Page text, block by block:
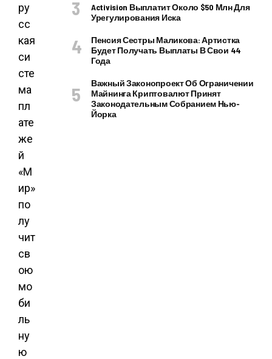
ру
сс
кая
си
сте
ма
пл
ате
же
й
«М
ир»
по
лу
чит
св
ою
мо
би
ль
ну
ю
Activision Выплатит Около $50 Млн Для
Урегулирования Иска
Пенсия Сестры Маликова: Артистка
Будет Получать Выплаты В Свои 44
Года
Важный Законопроект Об Ограничении
Майнинга Криптовалют Принят
Законодательным Собранием Нью-
Йорка